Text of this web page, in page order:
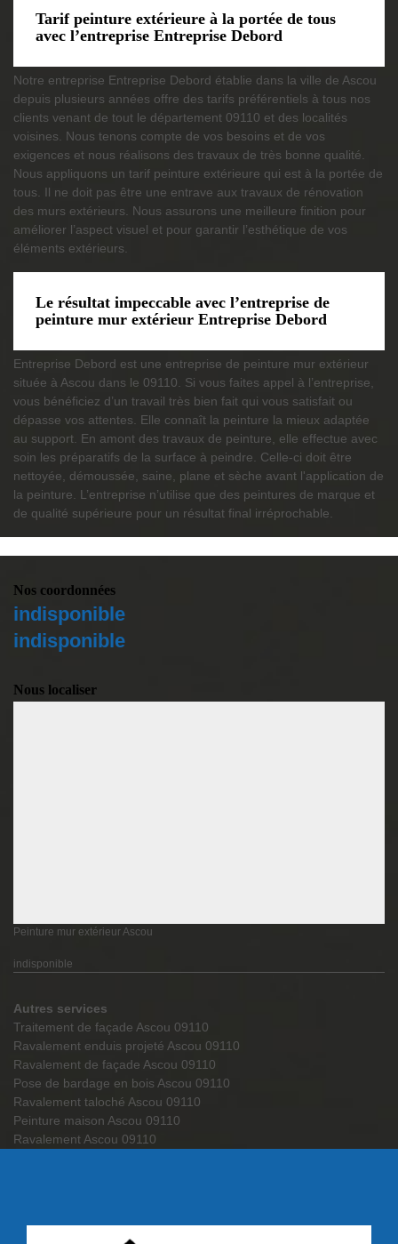
Tarif peinture extérieure à la portée de tous
avec l’entreprise Entreprise Debord
Notre entreprise Entreprise Debord établie dans la ville de Ascou
depuis plusieurs années offre des tarifs préférentiels à tous nos
clients venant de tout le département 09110 et des localités
voisines. Nous tenons compte de vos besoins et de vos
exigences et nous réalisons des travaux de très bonne qualité.
Nous appliquons un tarif peinture extérieure qui est à la portée de
tous. Il ne doit pas être une entrave aux travaux de rénovation
des murs extérieurs. Nous assurons une meilleure finition pour
améliorer l’aspect visuel et pour garantir l’esthétique de vos
éléments extérieurs.
Le résultat impeccable avec l’entreprise de
peinture mur extérieur Entreprise Debord
Entreprise Debord est une entreprise de peinture mur extérieur
située à Ascou dans le 09110. Si vous faites appel à l’entreprise,
vous bénéficiez d’un travail très bien fait qui vous satisfait ou
dépasse vos attentes. Elle connaît la peinture la mieux adaptée
au support. En amont des travaux de peinture, elle effectue avec
soin les préparatifs de la surface à peindre. Celle-ci doit être
nettoyée, démoussée, saine, plane et sèche avant l'application de
la peinture. L’entreprise n’utilise que des peintures de marque et
de qualité supérieure pour un résultat final irréprochable.
Nos coordonnées
indisponible
indisponible
Nous localiser
Peinture mur extérieur Ascou
indisponible
Autres services
Traitement de façade Ascou 09110
Ravalement enduis projeté Ascou 09110
Ravalement de façade Ascou 09110
Pose de bardage en bois Ascou 09110
Ravalement taloché Ascou 09110
Peinture maison Ascou 09110
Ravalement Ascou 09110